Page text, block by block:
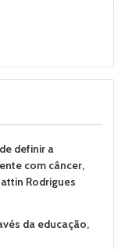
definir a
com câncer,
Rodrigues
da educação,